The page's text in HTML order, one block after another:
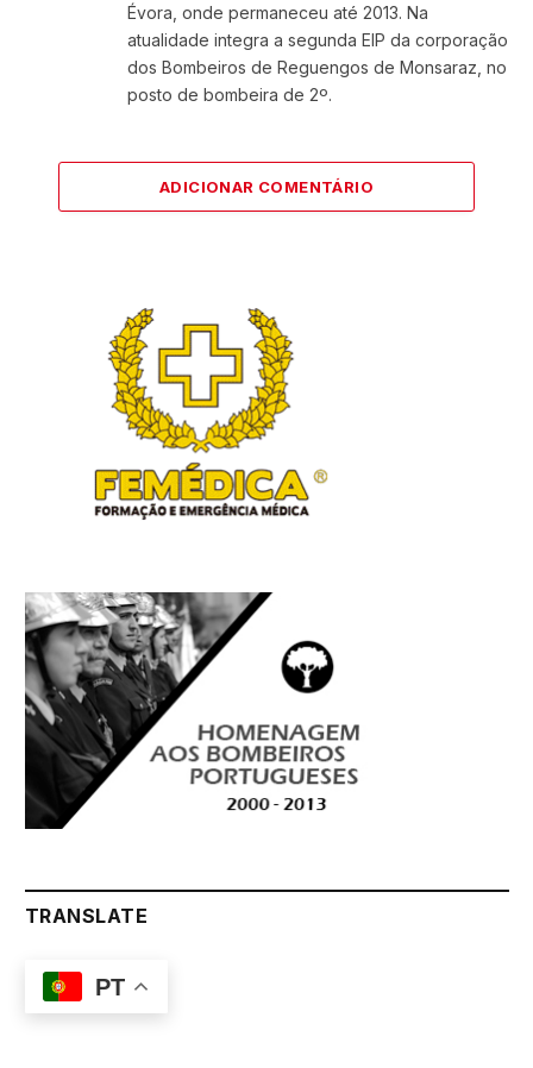
Évora, onde permaneceu até 2013. Na
atualidade integra a segunda EIP da corporação
dos Bombeiros de Reguengos de Monsaraz, no
posto de bombeira de 2º.
ADICIONAR COMENTÁRIO
TRANSLATE
PT